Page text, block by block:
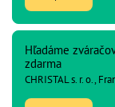
Hľadáme
zdarma
CHRISTAL s. r. o.,